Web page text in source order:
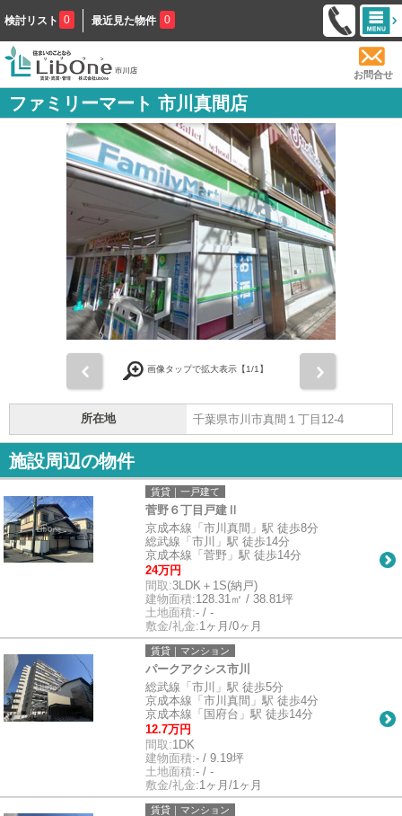
検討リスト 0 最近見た物件 0
お問合せ
ファミリーマート 市川真間店
画像タップで拡大表示【1/1】
所在地 千葉県市川市真間１丁目12-4
施設周辺の物件
賃貸｜一戸建て
菅野６丁目戸建Ⅱ
京成本線「市川真間」駅 徒歩8分
総武線「市川」駅 徒歩14分
京成本線「菅野」駅 徒歩14分
24万円
間取:3LDK＋1S(納戸)
建物面積:128.31㎡ / 38.81坪
土地面積:- / -
敷金/礼金:1ヶ月/0ヶ月
賃貸｜マンション
パークアクシス市川
総武線「市川」駅 徒歩5分
京成本線「市川真間」駅 徒歩4分
京成本線「国府台」駅 徒歩14分
12.7万円
間取:1DK
建物面積:- / 9.19坪
土地面積:- / -
敷金/礼金:1ヶ月/1ヶ月
賃貸｜マンション